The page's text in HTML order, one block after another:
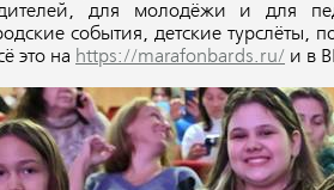
для молодёжи и для
события, детские турслёты,
это на https://marafonbards.ru/ и в